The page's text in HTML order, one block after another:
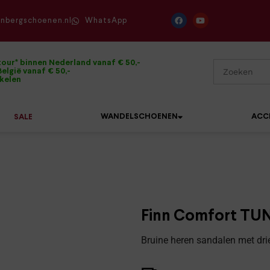
WhatsApp
binnen Nederland vanaf € 50,-
vanaf € 50,-
SALE WANDELSCHOENEN
Finn Comfort
Bruine heren sandalen met